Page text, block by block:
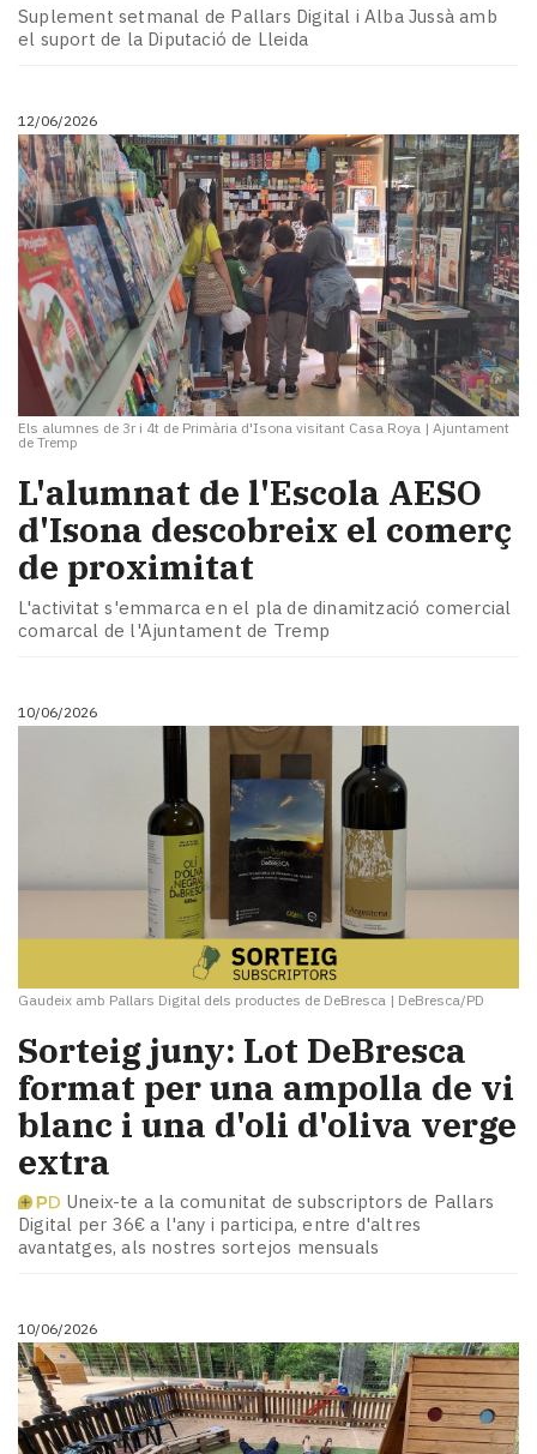
Suplement setmanal de Pallars Digital i Alba Jussà amb
el suport de la Diputació de Lleida
12/06/2026
Els alumnes de 3r i 4t de Primària d'Isona visitant Casa Roya | Ajuntament
de Tremp
L'alumnat de l'Escola AESO
d'Isona descobreix el comerç
de proximitat
L'activitat s'emmarca en el pla de dinamització comercial
comarcal de l'Ajuntament de Tremp
10/06/2026
Gaudeix amb Pallars Digital dels productes de DeBresca | DeBresca/PD
Sorteig juny: Lot DeBresca
format per una ampolla de vi
blanc i una d'oli d'oliva verge
extra
Uneix-te a la comunitat de subscriptors de Pallars
Digital per 36€ a l'any i participa, entre d'altres
avantatges, als nostres sortejos mensuals
10/06/2026